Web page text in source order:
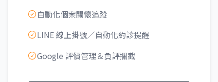
自動化個案關懷追蹤
LINE 線上掛號／自動化約診提醒
Google 評價管理＆負評攔截